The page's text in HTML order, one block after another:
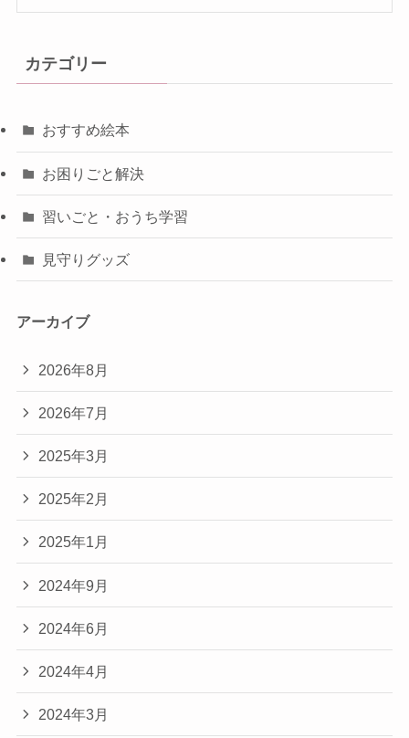
カテゴリー
おすすめ絵本
お困りごと解決
習いごと・おうち学習
見守りグッズ
アーカイブ
2026年8月
2026年7月
2025年3月
2025年2月
2025年1月
2024年9月
2024年6月
2024年4月
2024年3月